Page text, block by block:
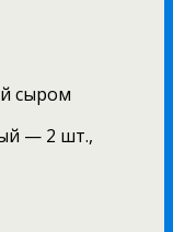
— 2 шт.,